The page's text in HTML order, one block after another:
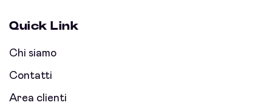
Quick Link
Chi siamo
Contatti
Area clienti